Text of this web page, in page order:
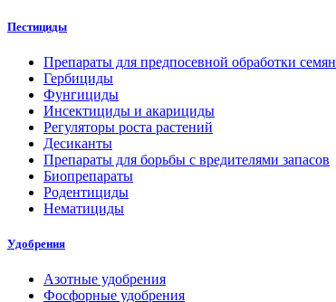
Пестициды
Препараты для предпосевной обработки семян
Гербициды
Фунгициды
Инсектициды и акарициды
Регуляторы роста растений
Десиканты
Препараты для борьбы с вредителями запасов
Биопрепараты
Родентициды
Нематициды
Удобрения
Азотные удобрения
Фосфорные удобрения